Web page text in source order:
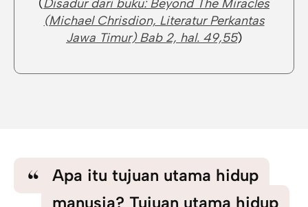
(Disadur dari buku: Beyond The Miracles
(Michael Chrisdion, Literatur Perkantas
Jawa Timur) Bab 2, hal. 49,55)
Apa itu tujuan utama hidup
manusia? Tujuan utama hidup